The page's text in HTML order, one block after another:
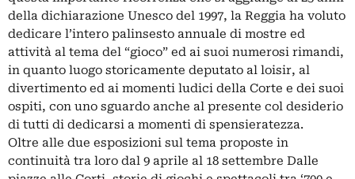
della dichiarazione Unesco del 1997, la Reggia ha voluto
dedicare l’intero palinsesto annuale di mostre ed
attività al tema del “gioco” ed ai suoi numerosi rimandi,
in quanto luogo storicamente deputato al loisir, al
divertimento ed ai momenti ludici della Corte e dei suoi
ospiti, con uno sguardo anche al presente col desiderio
di tutti di dedicarsi a momenti di spensieratezza.
Oltre alle due esposizioni sul tema proposte in
continuità tra loro dal 9 aprile al 18 settembre Dalle